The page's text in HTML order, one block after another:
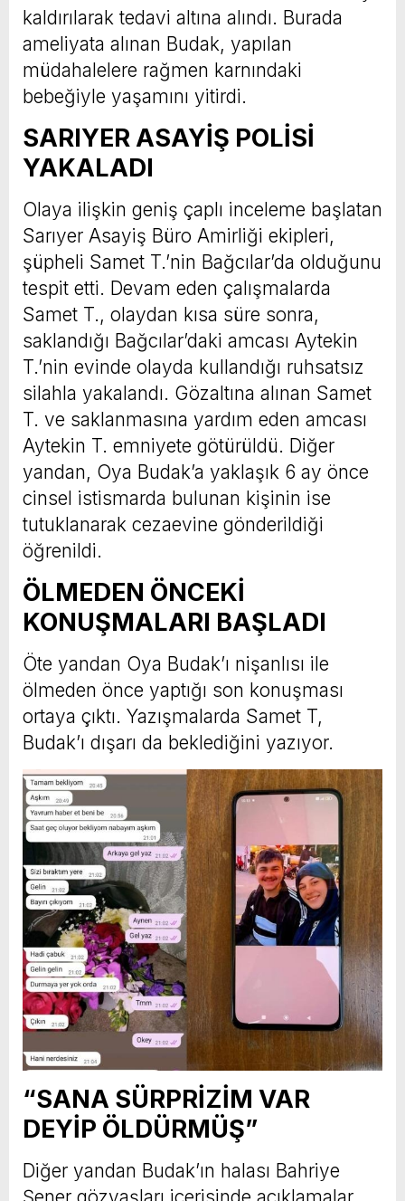
kaldırılarak tedavi altına alındı. Burada
ameliyata alınan Budak, yapılan
müdahalelere rağmen karnındaki
bebeğiyle yaşamını yitirdi.
SARIYER ASAYİŞ POLİSİ
YAKALADI
Olaya ilişkin geniş çaplı inceleme başlatan
Sarıyer Asayiş Büro Amirliği ekipleri,
şüpheli Samet T.’nin Bağcılar’da olduğunu
tespit etti. Devam eden çalışmalarda
Samet T., olaydan kısa süre sonra,
saklandığı Bağcılar’daki amcası Aytekin
T.’nin evinde olayda kullandığı ruhsatsız
silahla yakalandı. Gözaltına alınan Samet
T. ve saklanmasına yardım eden amcası
Aytekin T. emniyete götürüldü. Diğer
yandan, Oya Budak’a yaklaşık 6 ay önce
cinsel istismarda bulunan kişinin ise
tutuklanarak cezaevine gönderildiği
öğrenildi.
ÖLMEDEN ÖNCEKİ
KONUŞMALARI BAŞLADI
Öte yandan Oya Budak’ı nişanlısı ile
ölmeden önce yaptığı son konuşması
ortaya çıktı. Yazışmalarda Samet T,
Budak’ı dışarı da beklediğini yazıyor.
“SANA SÜRPRİZİM VAR
DEYİP ÖLDÜRMÜŞ”
Diğer yandan Budak’ın halası Bahriye